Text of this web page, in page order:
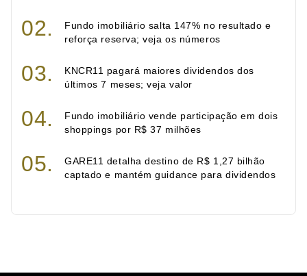
Fundo imobiliário salta 147% no resultado e
reforça reserva; veja os números
KNCR11 pagará maiores dividendos dos
últimos 7 meses; veja valor
Fundo imobiliário vende participação em dois
shoppings por R$ 37 milhões
GARE11 detalha destino de R$ 1,27 bilhão
captado e mantém guidance para dividendos